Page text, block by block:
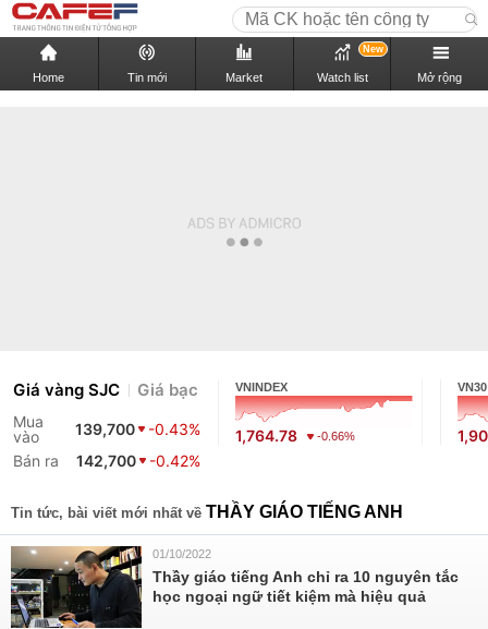
Home Tin mới Market Watch list
New
Mở rộng
Giá vàng SJC Giá bạc
Mua
vào
139,700
-0.43%
Bán ra
142,700 -0.42%
VNINDEX
1,764.78 -0.66%
VN30
Tin tức, bài viết mới nhất về THẦY GIÁO TIẾNG ANH
01/10/2022
Thầy giáo tiếng Anh chỉ ra 10 nguyên tắc
học ngoại ngữ tiết kiệm mà hiệu quả